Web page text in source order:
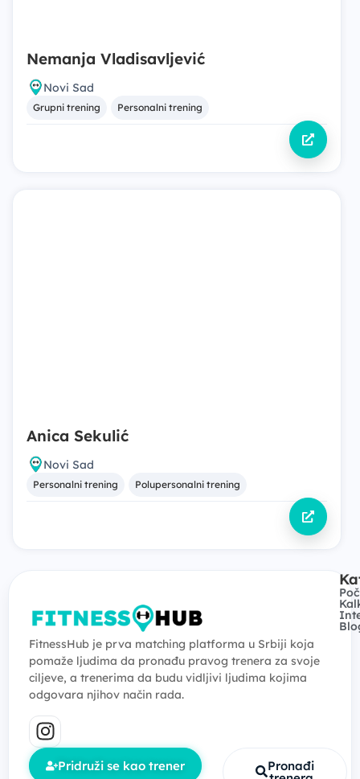
Nemanja Vladisavljević
Novi Sad
Grupni trening Personalni trening
Anica Sekulić
Novi Sad
Personalni trening Polupersonalni trening
FitnessHub je prva matching platforma u Srbiji koja
pomaže ljudima da pronađu pravog trenera za svoje
ciljeve, a trenerima da budu vidljivi ljudima kojima
odgovara njihov način rada.
Pridruži se kao trener Pronađi